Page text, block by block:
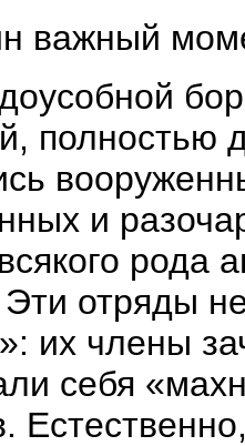
важный
полностью
и
рода
отряды
их члены
себя